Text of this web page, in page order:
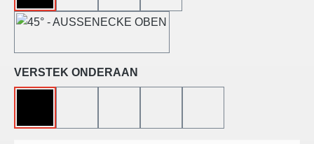
Selecteer
VERSTEK ONDERAAN